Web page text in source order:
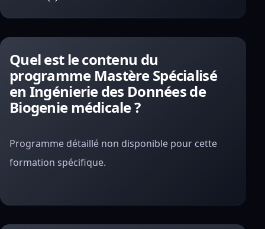
Quel est le contenu du
programme Mastère Spécialisé
en Ingénierie des Données de
Biogenie médicale ?
Programme détaillé non disponible pour cette
formation spécifique.